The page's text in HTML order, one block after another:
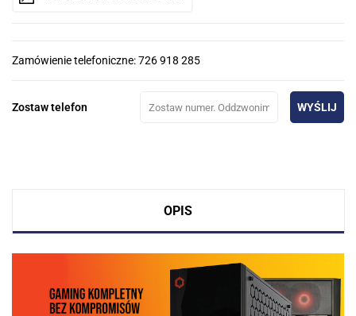
Zamówienie telefoniczne: 726 918 285
Zostaw telefon WYŚLIJ
OPIS